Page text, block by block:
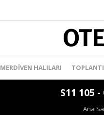
MERDIVEN HALILARI
S11 105
Ana